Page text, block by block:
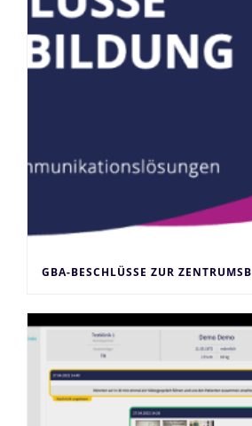
GBA-BESCHLÜSSE ZUR